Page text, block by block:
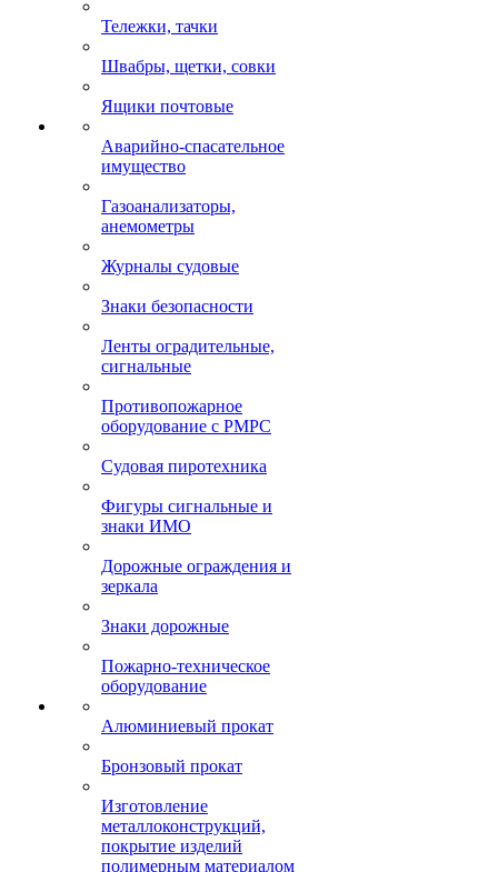
Тележки, тачки
Швабры, щетки, совки
Ящики почтовые
Аварийно-спасательное
имущество
Газоанализаторы,
анемометры
Журналы судовые
Знаки безопасности
Ленты оградительные,
сигнальные
Противопожарное
оборудование с РМРС
Судовая пиротехника
Фигуры сигнальные и
знаки ИМО
Дорожные ограждения и
зеркала
Знаки дорожные
Пожарно-техническое
оборудование
Алюминиевый прокат
Бронзовый прокат
Изготовление
металлоконструкций,
покрытие изделий
полимерным материалом